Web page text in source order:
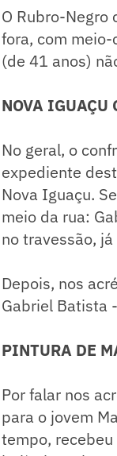
O Rubro-Negro
fora, com
(de 41 anos)
NOVA IGUAÇU
No geral, o
expediente
Nova Iguaçu.
meio da rua:
no travessão,
Depois, nos
Gabriel Batista
PINTURA DE
Por falar nos
para o jovem
tempo,